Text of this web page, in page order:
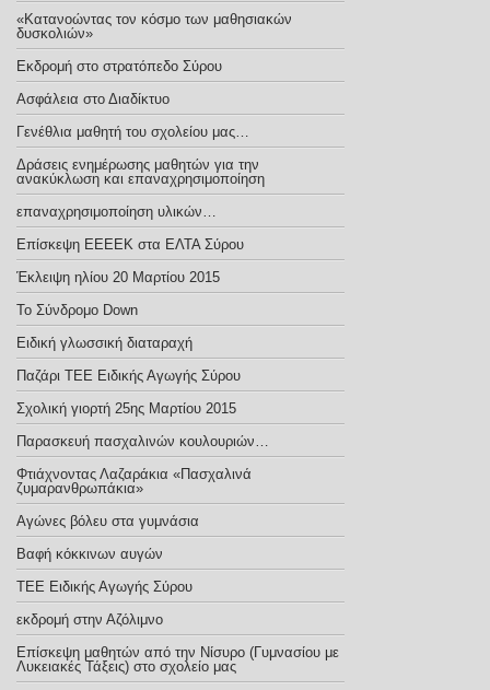
«Κατανοώντας τον κόσμο των μαθησιακών
δυσκολιών»
Εκδρομή στο στρατόπεδο Σύρου
Ασφάλεια στο Διαδίκτυο
Γενέθλια μαθητή του σχολείου μας…
Δράσεις ενημέρωσης μαθητών για την
ανακύκλωση και επαναχρησιμοποίηση
επαναχρησιμοποίηση υλικών…
Επίσκεψη ΕΕΕΕΚ στα ΕΛΤΑ Σύρου
Έκλειψη ηλίου 20 Μαρτίου 2015
Το Σύνδρομο Down
Ειδική γλωσσική διαταραχή
Παζάρι ΤΕΕ Ειδικής Αγωγής Σύρου
Σχολική γιορτή 25ης Μαρτίου 2015
Παρασκευή πασχαλινών κουλουριών…
Φτιάχνοντας Λαζαράκια «Πασχαλινά
ζυμαρανθρωπάκια»
Αγώνες βόλευ στα γυμνάσια
Βαφή κόκκινων αυγών
TEE Eιδικής Αγωγής Σύρου
εκδρομή στην Αζόλιμνο
Επίσκεψη μαθητών από την Νίσυρο (Γυμνασίου με
Λυκειακές Τάξεις) στο σχολείο μας